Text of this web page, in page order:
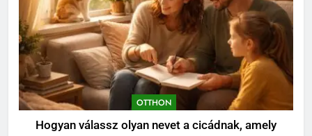
OTTHON
Hogyan válassz olyan nevet a cicádnak, amely